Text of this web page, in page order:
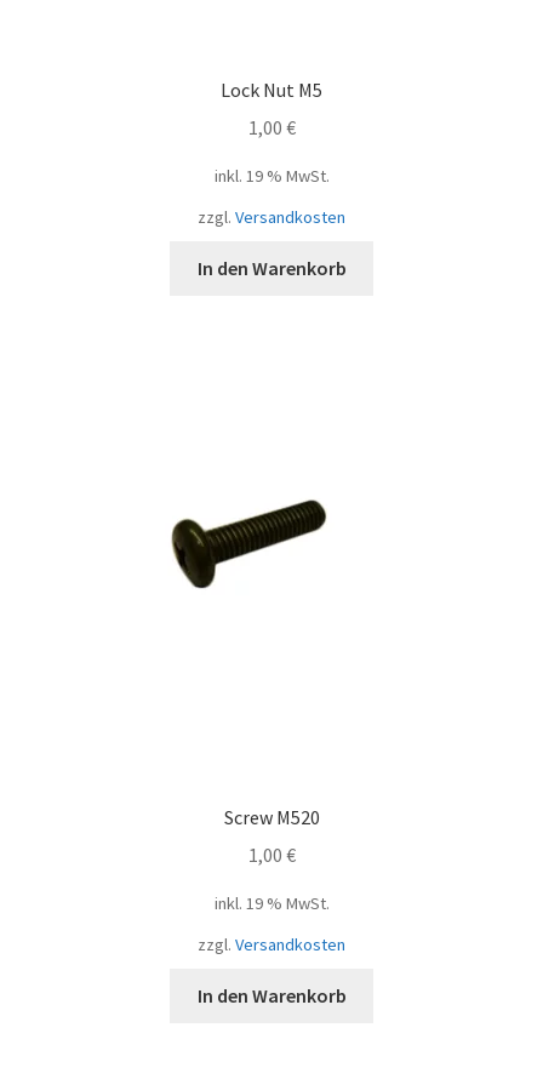
Lock Nut M5
1,00 €
inkl. 19 % MwSt.
zzgl. Versandkosten
In den Warenkorb
Screw M520
1,00 €
inkl. 19 % MwSt.
zzgl. Versandkosten
In den Warenkorb